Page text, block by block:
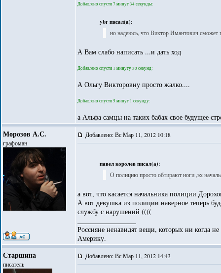
Добавлено спустя 7 минут 34 секунды:
ybr писал(а):
но надеюсь, что Виктор Имантович сможет
А Вам слабо написать ...и дать ход
Добавлено спустя 1 минуту 30 секунд:
А Ольгу Викторовну просто жалко....
Добавлено спустя 5 минут 1 секунду:
а Альфа самцы на таких бабах свое будущее
Морозов А.С.
графоман
Добавлено: Вс Мар 11, 2012 10:18
павел королев писал(а):
О полицию просто обтирают ноги ,эх
а вот, что касается начальника полиции
А вот девушка из полиции наверное теперь
службу с нарушений ((((
Россияне ненавидят вещи, которых ни когда
Америку.
Старшина
писатель
Добавлено: Вс Мар 11, 2012 14:43